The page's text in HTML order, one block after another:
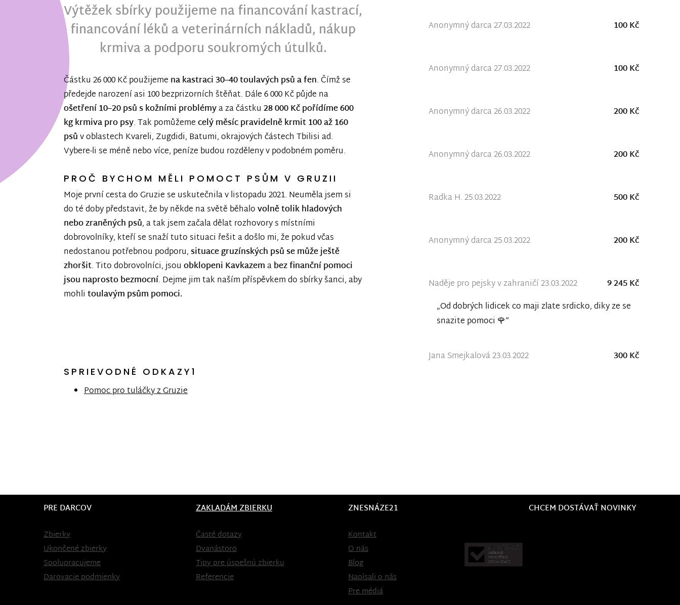
Výtěžek sbírky použijeme na financování kastrací,
financování léků a veterinárních nákladů, nákup
krmiva a podporu soukromých útulků.
Částku 26 000 Kč použijeme na kastraci 30–40 toulavých psů a fen. Čímž se
předejde narození asi 100 bezprizorních štěňat. Dále 6 000 Kč půjde na
ošetření 10–20 psů s kožními problémya za částku 28 000 Kč pořídíme 600
kg krmiva pro psy. Tak pomůžemecelý měsíc pravidelně krmit 100 až 160
psův oblastech Kvareli, Zugdidi, Batumi, okrajových částech Tbilisi ad.
Vybere-li se méně nebo více, peníze budou rozděleny v podobném poměru.
PROČ BYCHOM MĚLI POMOCT PSŮM V GRUZII
Moje první cesta do Gruzie se uskutečnila v listopadu 2021. Neuměla jsem si
do té doby představit, že by někde na světě běhalovolně tolik hladových
nebo zraněných psů, a tak jsem začala dělat rozhovory s místními
dobrovolníky, kteří se snaží tuto situaci řešit a došlo mi, že pokud včas
nedostanou potřebnou podporu,situace gruzínských psů se může ještě
zhoršit. Tito dobrovolníci, jsou obklopeni Kavkazemabez finanční pomoci
jsou naprosto bezmocní. Dejme jim tak naším příspěvkem do sbírky šanci, aby
mohli toulavým psům pomoci.
SPRIEVODNÉ ODKAZY1
Pomoc pro tuláčky z Gruzie
Anonymný darca 27.03.2022 100 Kč
Anonymný darca 27.03.2022 100 Kč
Anonymný darca 26.03.2022 200 Kč
Anonymný darca 26.03.2022 200 Kč
Radka H. 25.03.2022 500 Kč
Anonymný darca 25.03.2022 200 Kč
Naděje pro pejsky v zahraničí 23.03.2022
9 245 Kč
„Od dobrých lidicek co maji zlate srdicko, diky ze se
snazite pomoci 🌹“
Jana Smejkalová 23.03.2022 300 Kč
PRE DARCOV
Zbierky
Ukončené zbierky
Spolupracujeme
Darovacie podmienky
ZAKLADÁM ZBIERKU
Časté dotazy
Dvanástoro
Tipy pre úspešnú zbierku
Referencie
ZNESNÁZE21
Kontakt
O nás
Blog
Napísali o nás
Pre médiá
CHCEM DOSTÁVAŤ NOVINKY